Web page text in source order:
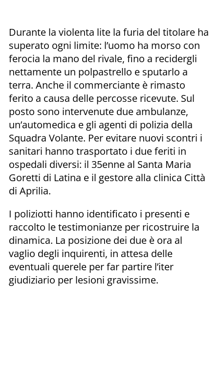
Durante la violenta lite la furia del titolare ha
superato ogni limite: l’uomo ha morso con
ferocia la mano del rivale, fino a recidergli
nettamente un polpastrello e sputarlo a
terra. Anche il commerciante è rimasto
ferito a causa delle percosse ricevute. Sul
posto sono intervenute due ambulanze,
un’automedica e gli agenti di polizia della
Squadra Volante. Per evitare nuovi scontri i
sanitari hanno trasportato i due feriti in
ospedali diversi: il 35enne al Santa Maria
Goretti di Latina e il gestore alla clinica Città
di Aprilia.
I poliziotti hanno identificato i presenti e
raccolto le testimonianze per ricostruire la
dinamica. La posizione dei due è ora al
vaglio degli inquirenti, in attesa delle
eventuali querele per far partire l’iter
giudiziario per lesioni gravissime.